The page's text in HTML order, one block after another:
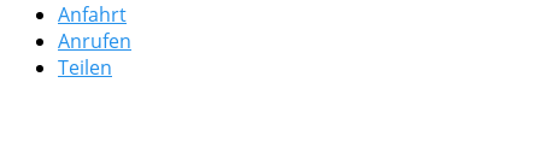
Anfahrt
Anrufen
Teilen